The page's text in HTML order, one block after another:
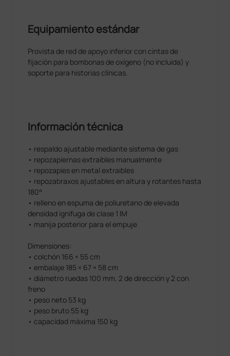
Equipamiento estándar
Provista de red de apoyo inferior con cintas de
fijación para bombonas de oxígeno (no incluida) y
soporte para historias clínicas.
Información técnica
• respaldo ajustable mediante sistema de gas
• repozapiernas extraibles manualmente
• repozapies en metal extraibles
• repozabraxos ajustables en altura y rotantes hasta
180°
• relleno en espuma de poliuretano de elevada
densidad ignífuga de clase 1 IM
• manija posterior para el empuje
Dimensiones:
• colchón 166 × 55 cm
• embalaje 185 × 67 × 58 cm
• diámetro ruedas 100 mm, 2 de dirección y 2 con
freno
• peso neto 53 kg
• peso bruto 55 kg
• capacidad máxima 150 kg